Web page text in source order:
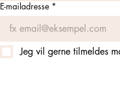
E-mailadresse *
Jeg vil gerne tilmeldes